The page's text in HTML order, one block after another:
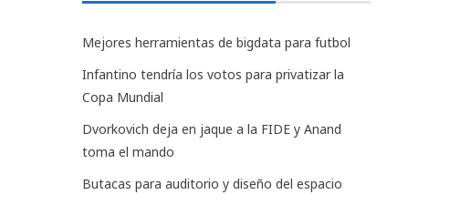
Mejores herramientas de bigdata para futbol
Infantino tendría los votos para privatizar la
Copa Mundial
Dvorkovich deja en jaque a la FIDE y Anand
toma el mando
Butacas para auditorio y diseño del espacio